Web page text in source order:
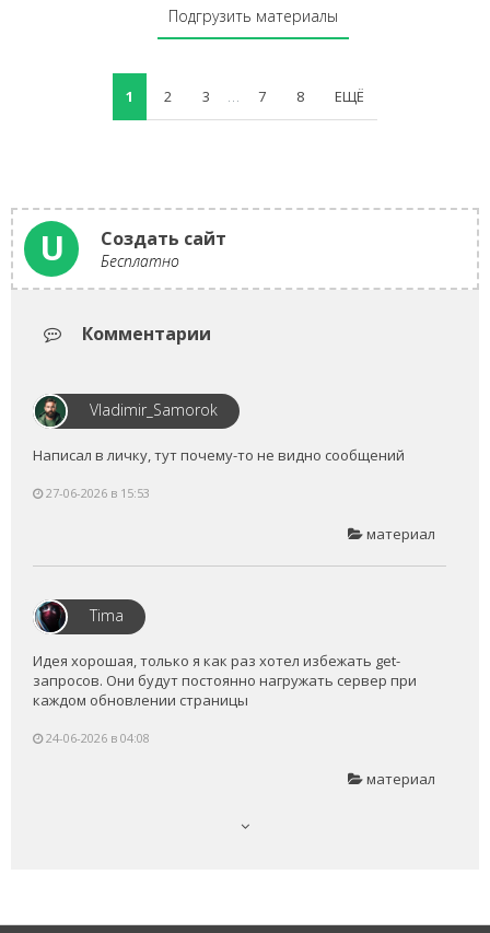
1 2 3 ... 7 8 ЕЩЁ
Подгрузить материалы
U Создать сайт
Бесплатно
Комментарии
Vladimir_Samorok
Написал в личку, тут почему-то не видно сообщений
27-06-2026 в 15:53
материал
Tima
Идея хорошая, только я как раз хотел избежать get-
запросов. Они будут постоянно нагружать сервер при
каждом обновлении страницы
24-06-2026 в 04:08
материал